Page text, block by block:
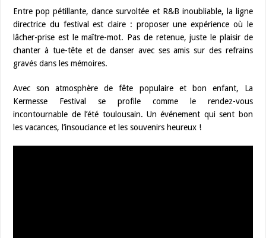
Entre pop pétillante, dance survoltée et R&B inoubliable, la ligne
directrice du festival est claire : proposer une expérience où le
lâcher-prise est le maître-mot. Pas de retenue, juste le plaisir de
chanter à tue-tête et de danser avec ses amis sur des refrains
gravés dans les mémoires.
Avec son atmosphère de fête populaire et bon enfant, La
Kermesse Festival se profile comme le rendez-vous
incontournable de l’été toulousain. Un événement qui sent bon
les vacances, l’insouciance et les souvenirs heureux !